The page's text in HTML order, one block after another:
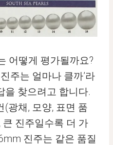
어떻게 평가될까요?
주는 얼마나 클까’라
을 찾으려고 합니다.
(광채, 모양, 표면 품
큰 진주일수록 더 가
진주는 같은 품질